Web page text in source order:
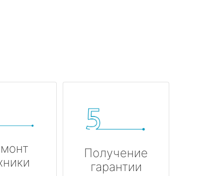
Получение
гарантии